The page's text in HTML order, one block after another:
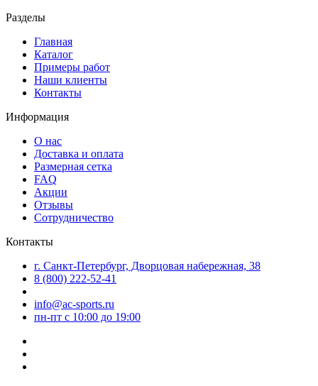
Разделы
Главная
Каталог
Примеры работ
Наши клиенты
Контакты
Информация
О нас
Доставка и оплата
Размерная сетка
FAQ
Акции
Отзывы
Сотрудничество
Контакты
г. Санкт-Петербург, Дворцовая набережная, 38
8 (800) 222-52-41
info@ac-sports.ru
пн-пт c 10:00 до 19:00